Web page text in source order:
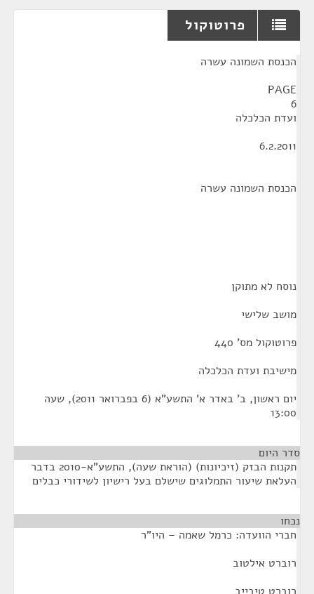
פרוטוקול
הכנסת השמונה עשרה
PAGE
6
ועדת הכלכלה
6.2.2011
הכנסת השמונה עשרה
נוסח לא מתוקן
מושב שלישי
פרוטוקול מס' 440
מישיבת ועדת הכלכלה
יום ראשון, ב' באדר א' התשע"א (6 בפברואר 2011), שעה
13:00
סדר היום
תקנות הבזק (זיכיונות) (הוראת שעה), התשע"א-2010 בדבר
העלאת שיעור התמלוגים שישלם בעל רישיון לשידורי כבלים
נכחו
חברי הוועדה: כרמל שאמה – היו"ר
רוברט אילטוב